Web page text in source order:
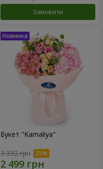
Замовити
Букет "Kamaliya"
3 332 грн